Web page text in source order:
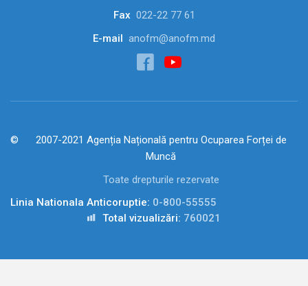
Fax 022-22 77 61
E-mail
anofm@anofm.md
2007-2021 Agenția Națională pentru Ocuparea Forței de
Muncă
Toate drepturile rezervate
Linia Nationala Anticoruptie: 0-800-55555
Total vizualizări: 760021